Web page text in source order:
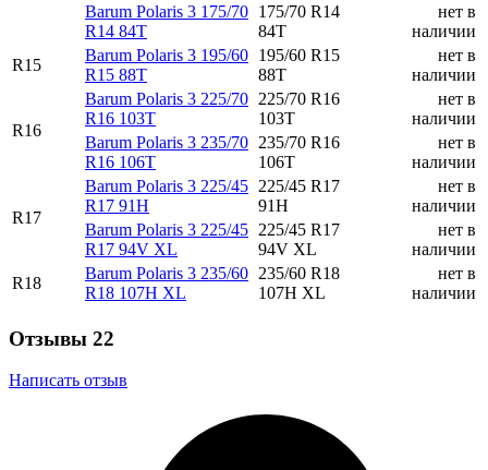
Barum Polaris 3 175/70
R14 84T
175/70 R14
84T
нет в
наличии
R15
Barum Polaris 3 195/60
R15 88T
195/60 R15
88T
нет в
наличии
R16
Barum Polaris 3 225/70
R16 103T
225/70 R16
103T
нет в
наличии
Barum Polaris 3 235/70
R16 106T
235/70 R16
106T
нет в
наличии
R17
Barum Polaris 3 225/45
R17 91H
225/45 R17
91H
нет в
наличии
Barum Polaris 3 225/45
R17 94V XL
225/45 R17
94V XL
нет в
наличии
R18
Barum Polaris 3 235/60
R18 107H XL
235/60 R18
107H XL
нет в
наличии
Отзывы 22
Написать отзыв